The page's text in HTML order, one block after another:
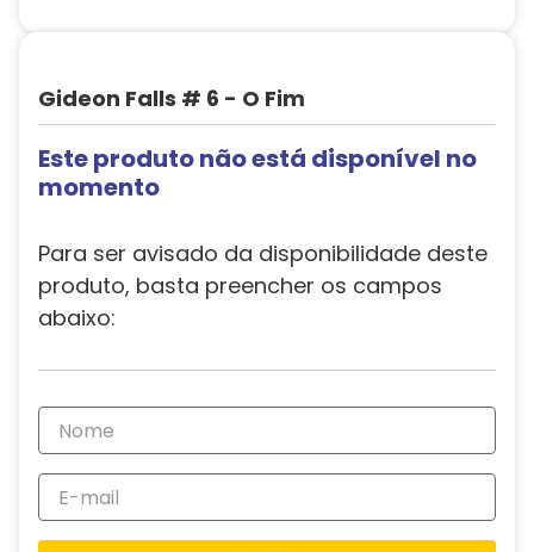
Gideon Falls # 6 - O Fim
Este produto não está disponível no
momento
Para ser avisado da disponibilidade deste
produto, basta preencher os campos
abaixo: